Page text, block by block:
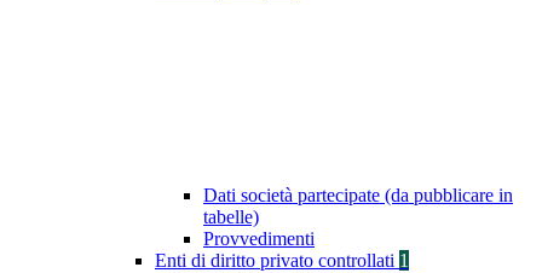
Dati società partecipate (da pubblicare in
tabelle)
Provvedimenti
Enti di diritto privato controllati 1